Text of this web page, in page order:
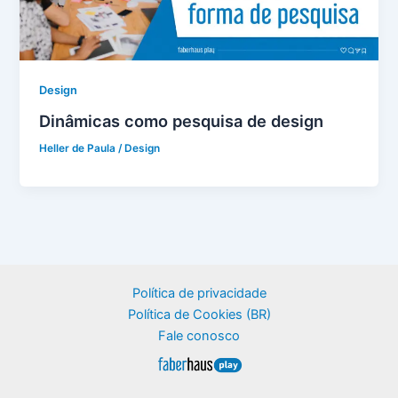
Design
Dinâmicas como pesquisa de design
Heller de Paula/ Design
Política de privacidade
Política de Cookies (BR)
Fale conosco